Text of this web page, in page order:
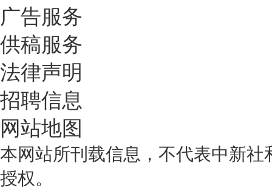
广告服务
供稿服务
法律声明
招聘信息
网站地图
本网站所刊载信息，不代表中新
授权。